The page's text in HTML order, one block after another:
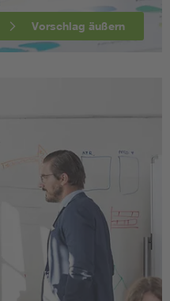
Vorschlag äußern